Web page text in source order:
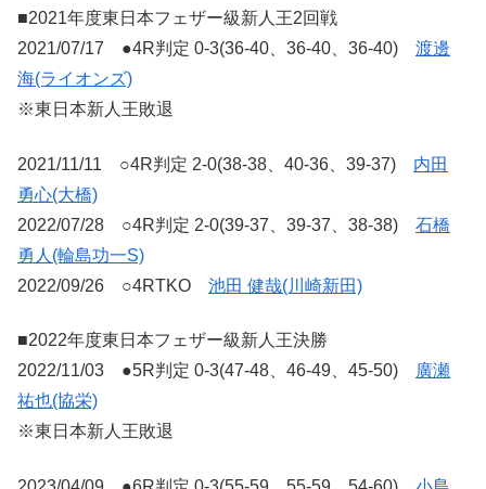
■2021年度東日本フェザー級新人王2回戦
2021/07/17 ●4R判定 0-3(36-40、36-40、36-40) 渡邊
海(ライオンズ)
※東日本新人王敗退
2021/11/11 ○4R判定 2-0(38-38、40-36、39-37) 内田
勇心(大橋)
2022/07/28 ○4R判定 2-0(39-37、39-37、38-38) 石橋
勇人(輪島功一S)
2022/09/26 ○4RTKO 池田 健哉(川崎新田)
■2022年度東日本フェザー級新人王決勝
2022/11/03 ●5R判定 0-3(47-48、46-49、45-50)
廣瀬
祐也(協栄)
※東日本新人王敗退